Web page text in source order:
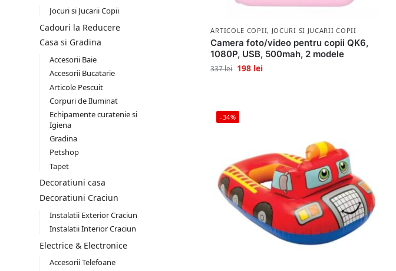
ARTICOLE COPII, JOCURI SI JUCARII COPII
Camera foto/video pentru copii QK6,
1080P, USB, 500mah, 2 modele
337lei 198 lei
-34%
Jocuri si Jucarii Copii
Cadouri la Reducere
Casa si Gradina
Accesorii Baie
Accesorii Bucatarie
Articole Pescuit
Corpuri de Iluminat
Echipamente curatenie si
Igiena
Gradina
Petshop
Tapet
Decoratiuni casa
Decoratiuni Craciun
Instalatii Exterior Craciun
Instalatii Interior Craciun
Electrice & Electronice
Accesorii Telefoane